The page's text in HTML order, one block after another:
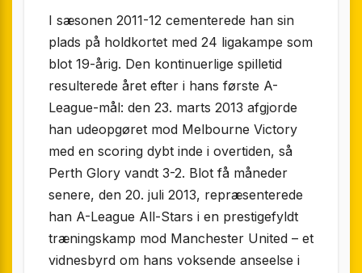
I sæsonen 2011-12 cementerede han sin
plads på holdkortet med 24 ligakampe som
blot 19-årig. Den kontinuerlige spilletid
resulterede året efter i hans første A-
League-mål: den 23. marts 2013 afgjorde
han udeopgøret mod Melbourne Victory
med en scoring dybt inde i overtiden, så
Perth Glory vandt 3-2. Blot få måneder
senere, den 20. juli 2013, repræsenterede
han A-League All-Stars i en prestigefyldt
træningskamp mod Manchester United – et
vidnesbyrd om hans voksende anseelse i